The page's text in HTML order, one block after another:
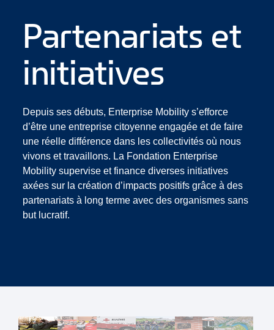
Partenariats et
initiatives
Depuis ses débuts, Enterprise Mobility s’efforce
d’être une entreprise citoyenne engagée et de faire
une réelle différence dans les collectivités où nous
vivons et travaillons. La Fondation Enterprise
Mobility supervise et finance diverses initiatives
axées sur la création d’impacts positifs grâce à des
partenariats à long terme avec des organismes sans
but lucratif.
1 2 3 4 5 6